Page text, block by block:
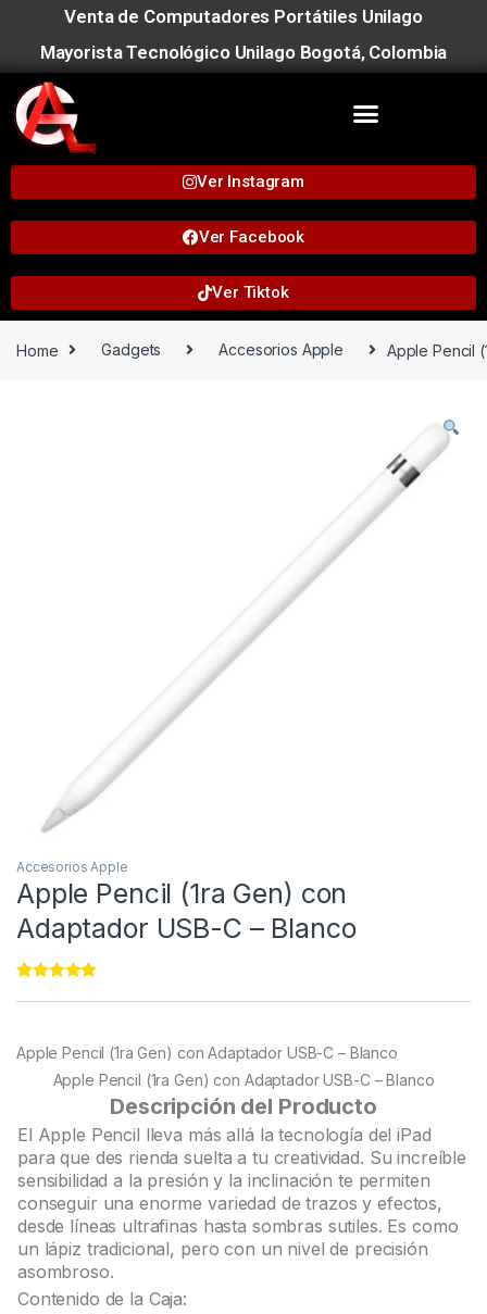
Venta de Computadores Portátiles Unilago
Mayorista Tecnológico Unilago Bogotá, Colombia
Ver Instagram
Ver Facebook
Ver Tiktok
Home Gadgets Accesorios Apple Apple Pencil
Accesorios Apple
Apple Pencil (1ra Gen) con
Adaptador USB-C – Blanco
ratings
Apple Pencil (1ra Gen) con Adaptador USB-C – Blanco
Apple Pencil (1ra Gen) con Adaptador USB-C – Blanco
Descripción del Producto
El Apple Pencil lleva más allá la tecnología del iPad
para que des rienda suelta a tu creatividad. Su increíble
sensibilidad a la presión y la inclinación te permiten
conseguir una enorme variedad de trazos y efectos,
desde líneas ultrafinas hasta sombras sutiles. Es como
un lápiz tradicional, pero con un nivel de precisión
asombroso.
Contenido de la Caja: